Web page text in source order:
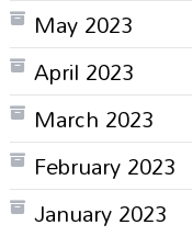
May 2023
April 2023
March 2023
February 2023
January 2023